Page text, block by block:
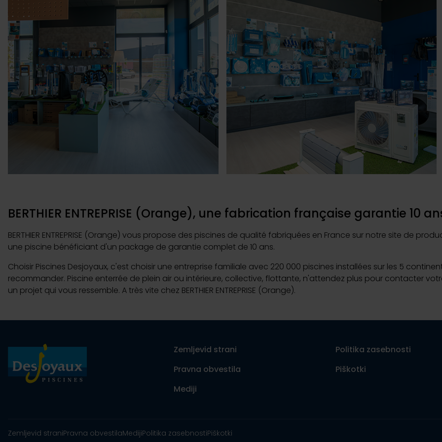
BERTHIER ENTREPRISE (Orange), une fabrication française garantie 10
BERTHIER ENTREPRISE (Orange) vous propose des piscines de qualité fabriquées en France sur notre site de
une piscine bénéficiant d'un package de garantie complet de 10 ans.
Choisir Piscines Desjoyaux, c'est choisir une entreprise familiale avec 220 000 piscines installées sur les 5
recommander. Piscine enterrée de plein air ou intérieure, collective, flottante, n'attendez plus pour contacter votre
un projet qui vous ressemble. A très vite chez BERTHIER ENTREPRISE (Orange).
Zemljevid strani
Pravna obvestila
Mediji
Politika zasebnosti
Piškotki
Zemljevid straniPravna obvestilaMedijiPolitika zasebnostiPiškotki